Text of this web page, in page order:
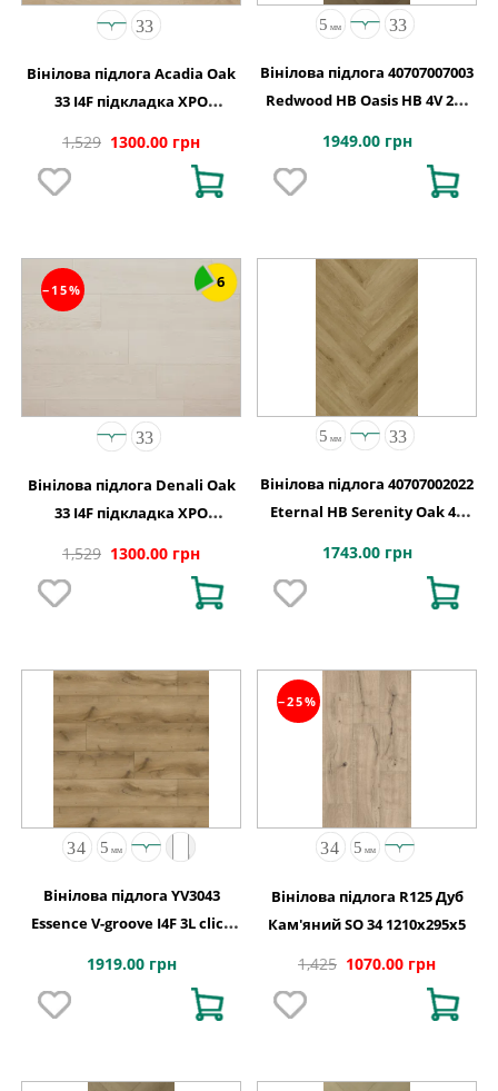
Вінілова підлога Acadia Oak
33 I4F підкладка XPO
1,529 1300.00 грн
Вінілова підлога 40707007003
Redwood HB Oasis HB 4V 2G-
1949.00 грн
−15% 6
Вінілова підлога Denali Oak
33 I4F підкладка XPO
1,529 1300.00 грн
Вінілова підлога 40707002022
Eternal HB Serenity Oak 4V
1743.00 грн
Вінілова підлога YV3043
Essence V-groove I4F 3L click
1919.00 грн
−25%
Вінілова підлога R125 Дуб
Кам'яний SO 34 1210x295x5
1,425 1070.00 грн